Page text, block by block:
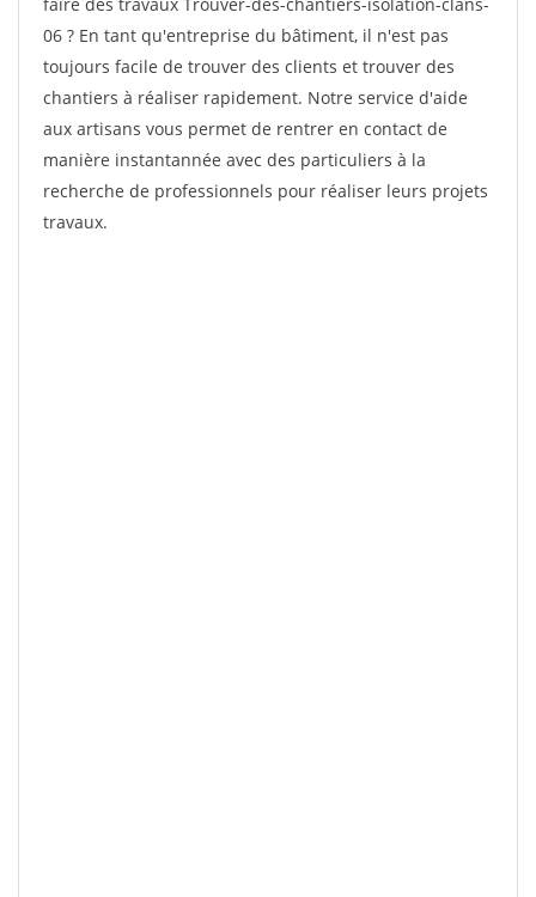
06 ? En tant qu'entreprise du bâtiment, il n'est pas
toujours facile de trouver des clients et trouver des
chantiers à réaliser rapidement. Notre service d'aide
aux artisans vous permet de rentrer en contact de
manière instantannée avec des particuliers à la
recherche de professionnels pour réaliser leurs projets
travaux.